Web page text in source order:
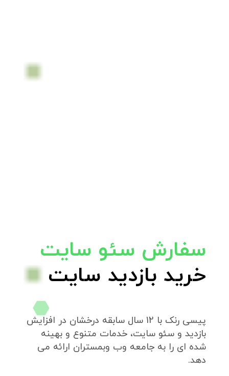
سفارش سئو سایت
خرید بازدید سایت
پیسی رنک با 12 سال سابقه درخشان در افزایش
بازدید و سئو سایت، خدمات متنوع و بهینه
شده ای را به جامعه وب وبمستران ارائه می
دهد.